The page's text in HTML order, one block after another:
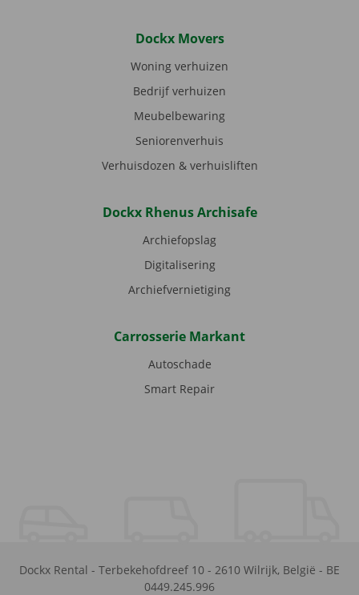
Dockx Movers
Woning verhuizen
Bedrijf verhuizen
Meubelbewaring
Seniorenverhuis
Verhuisdozen & verhuisliften
Dockx Rhenus Archisafe
Archiefopslag
Digitalisering
Archiefvernietiging
Carrosserie Markant
Autoschade
Smart Repair
Dockx Rental - Terbekehofdreef 10 - 2610 Wilrijk, België - BE
0449.245.996